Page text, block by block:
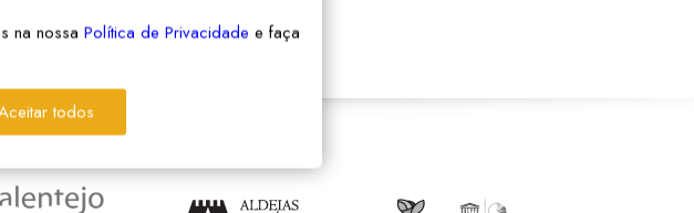
na nossa Política de Privacidade e faça
todos